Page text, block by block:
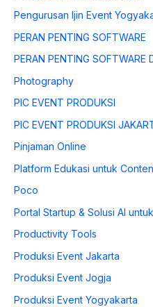
Pengurusan Ijin Event
PERAN PENTING SOFTWARE
PERAN PENTING SOFTWARE
Photography
PIC EVENT PRODUKSI
PIC EVENT PRODUKSI
Pinjaman Online
Platform Edukasi untuk
Poco
Portal Startup & Solusi AI
Productivity Tools
Produksi Event Jakarta
Produksi Event Jogja
Produksi Event Yogyakarta